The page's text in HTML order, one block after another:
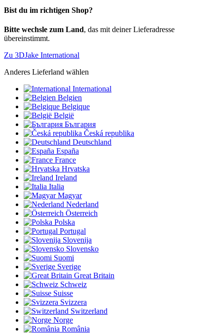
Bist du im richtigen Shop?
Bitte wechsle zum Land, das mit deiner Lieferadresse
übereinstimmt.
Zu 3DJake International
Anderes Lieferland wählen
International
Belgien
Belgique
België
България
Česká republika
Deutschland
España
France
Hrvatska
Ireland
Italia
Magyar
Nederland
Österreich
Polska
Portugal
Slovenija
Slovensko
Suomi
Sverige
Great Britain
Schweiz
Suisse
Svizzera
Switzerland
Norge
România